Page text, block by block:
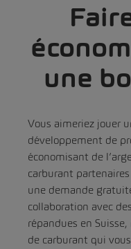
une
Vous aimeriez jouer
développement de
économisant de
carburant
une demande
collaboration avec
répandues en
de carburant qui